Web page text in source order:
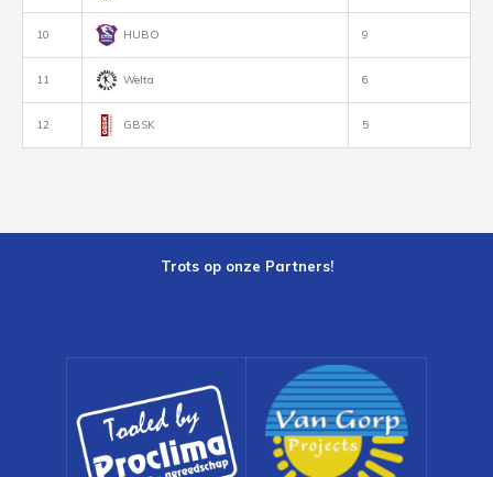
10 HUBO 9
11 Welta 6
12 GBSK 5
Trots op onze Partners!